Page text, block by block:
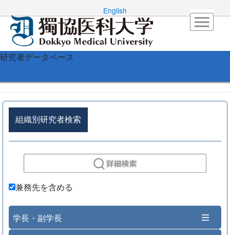
English
研究者データベース
組織別研究者検索
兼務先を含める
学長・副学長